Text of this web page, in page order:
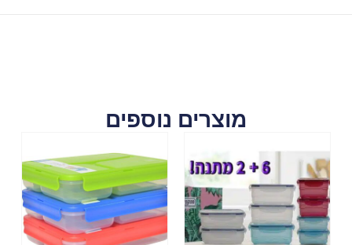
מוצרים נוספים